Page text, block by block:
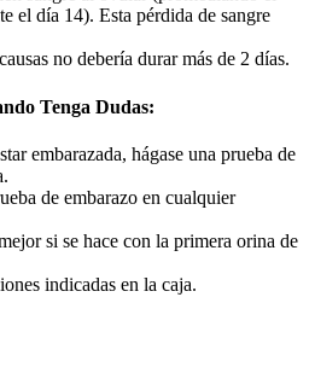
el día 14). Esta pérdida de sangre
no debería durar más de 2 días.
Tenga Dudas:
embarazada, hágase una prueba de
de embarazo en cualquier
si se hace con la primera orina de
indicadas en la caja.